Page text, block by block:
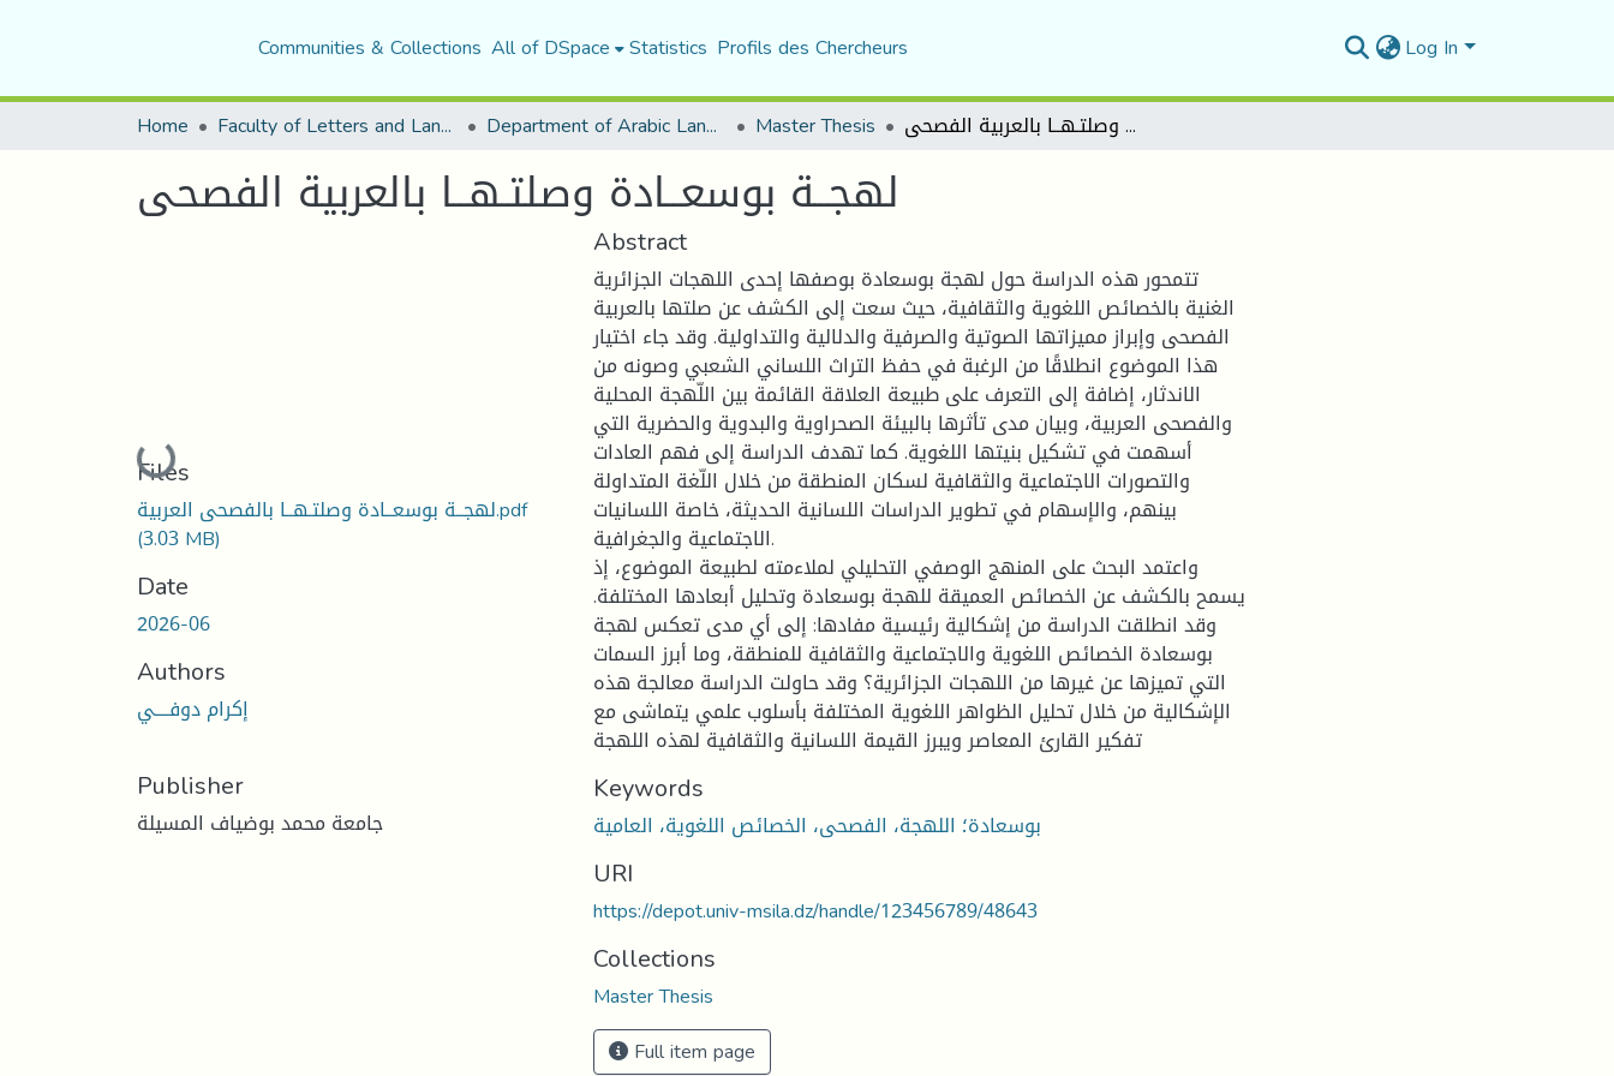
Communities & Collections All of DSpace Statistics Profils des Chercheurs Log In
Home Faculty of Letters and Languages Department of Arabic Language and Literature Master Thesis لهجــة بوسعــادة وصلتـهــا بالعربية الفصحى
لهجــة بوسعــادة وصلتـهــا بالعربية الفصحى
Loading...
Files
لهجــة بوسعــادة وصلتـهــا بالفصحى العربية.pdf
(3.03 MB)
Date
2026-06
Authors
إكرام دوفــــي
Publisher
جامعة محمد بوضياف المسيلة
Abstract
تتمحور هذه الدراسة حول لهجة بوسعادة بوصفها إحدى اللهجات الجزائرية
الغنية بالخصائص اللغوية والثقافية، حيث سعت إلى الكشف عن صلتها بالعربية
الفصحى وإبراز مميزاتها الصوتية والصرفية والدلالية والتداولية. وقد جاء اختيار
هذا الموضوع انطلاقًا من الرغبة في حفظ التراث اللساني الشعبي وصونه من
الاندثار، إضافة إلى التعرف على طبيعة العلاقة القائمة بين اللّهجة المحلية
والفصحى العربية، وبيان مدى تأثرها بالبيئة الصحراوية والبدوية والحضرية التي
أسهمت في تشكيل بنيتها اللغوية. كما تهدف الدراسة إلى فهم العادات
والتصورات الاجتماعية والثقافية لسكان المنطقة من خلال اللّغة المتداولة
بينهم، والإسهام في تطوير الدراسات اللسانية الحديثة، خاصة اللسانيات
الاجتماعية والجغرافية.
واعتمد البحث على المنهج الوصفي التحليلي لملاءمته لطبيعة الموضوع، إذ
يسمح بالكشف عن الخصائص العميقة للهجة بوسعادة وتحليل أبعادها المختلفة.
وقد انطلقت الدراسة من إشكالية رئيسية مفادها: إلى أي مدى تعكس لهجة
بوسعادة الخصائص اللغوية والاجتماعية والثقافية للمنطقة، وما أبرز السمات
التي تميزها عن غيرها من اللهجات الجزائرية؟ وقد حاولت الدراسة معالجة هذه
الإشكالية من خلال تحليل الظواهر اللغوية المختلفة بأسلوب علمي يتماشى مع
تفكير القارئ المعاصر ويبرز القيمة اللسانية والثقافية لهذه اللهجة
Keywords
بوسعادة؛ اللهجة، الفصحى، الخصائص اللغوية، العامية
URI
https://depot.univ-msila.dz/handle/123456789/48643
Collections
Master Thesis
Full item page